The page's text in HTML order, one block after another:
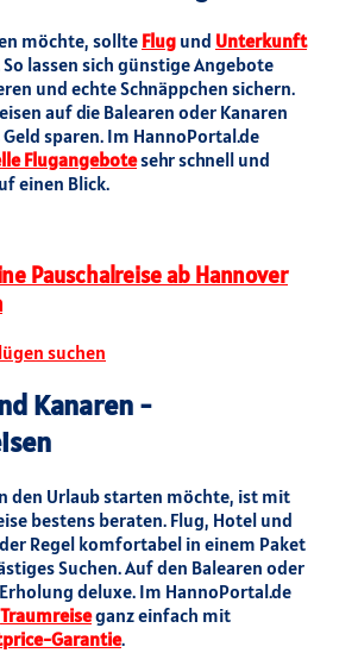
möchte, sollte Flug und Unterkunft
lassen sich günstige Angebote
und echte Schnäppchen sichern.
auf die Balearen oder Kanaren
sparen. Im HannoPortal.de
Flugangebotesehr schnell und
einen Blick.
Pauschalreise ab Hannover
suchen
Kanaren -
den Urlaub starten möchte, ist mit
bestens beraten. Flug, Hotel und
Regel komfortabel in einem Paket
Suchen. Auf den Balearen oder
deluxe. Im HannoPortal.de
Traumreiseganz einfach mit
Garantie.